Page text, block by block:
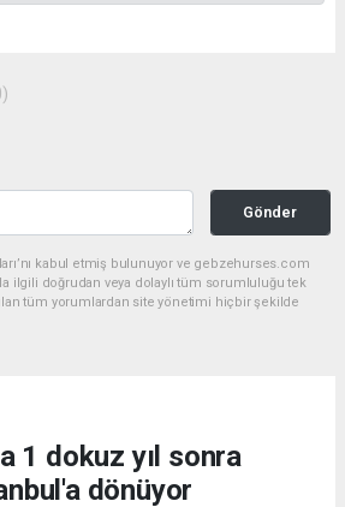
Gönder
kabul etmiş bulunuyor ve gebzehurses.com
ilgili doğrudan veya dolaylı tüm sorumluluğu tek
tüm yorumlardan site yönetimi hiçbir şekilde
1 dokuz yıl sonra
dönüyor